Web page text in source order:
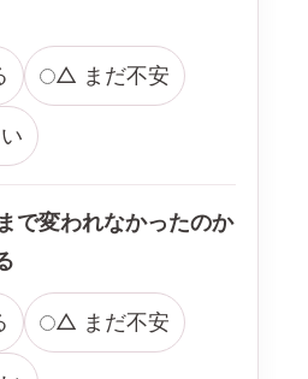
△ まだ不安
で変われなかったのか
△ まだ不安